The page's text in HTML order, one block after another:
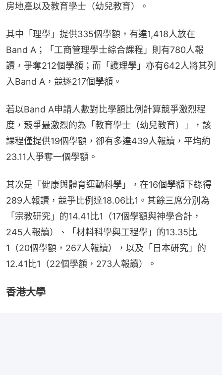
房地產以及教育學士（幼兒教育）。
其中「理學」提供335個學額，有達1,418人放在
Band A；「工商管理學士綜合課程」則有780人報
讀，爭奪212個學額；而「護理學」亦有642人將其列
入Band A，競逐217個學額。
若以Band A申請人數對比學額比例計算競爭激烈程
度，競爭最激烈的為「教育學士（幼兒教育）」，該
課程僅提供19個學額，卻有多達439人報讀，平均約
23.11人爭奪一個學額。
其次是「健康與體育運動科學」，在16個學額下錄得
289人報讀，競爭比例達18.06比1。其餘三席分別為
「宗教研究」的14.41比1（17個學額與神學合計，
245人報讀）、「材料科學與工程學」的13.35比
1（20個學額，267人報讀），以及「日本研究」的
12.41比1（22個學額，273人報讀）。
香港大學